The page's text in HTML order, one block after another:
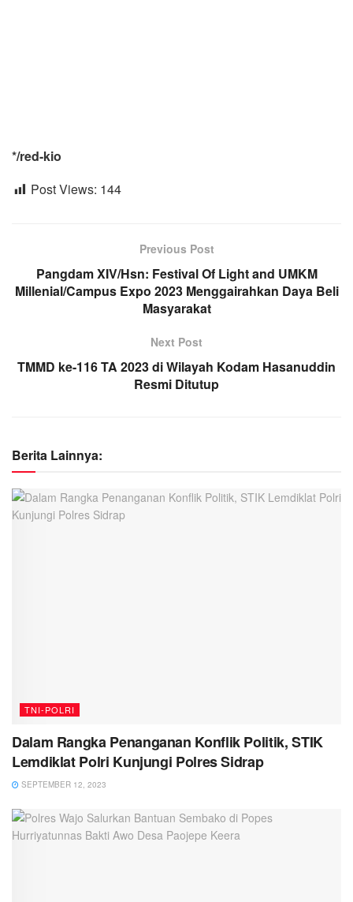
*/red-kio
Post Views: 144
Previous Post
Pangdam XIV/Hsn: Festival Of Light and UMKM
Millenial/Campus Expo 2023 Menggairahkan Daya Beli
Masyarakat
Next Post
TMMD ke-116 TA 2023 di Wilayah Kodam Hasanuddin
Resmi Ditutup
Berita Lainnya:
TNI-POLRI
Dalam Rangka Penanganan Konflik Politik, STIK
Lemdiklat Polri Kunjungi Polres Sidrap
SEPTEMBER 12, 2023